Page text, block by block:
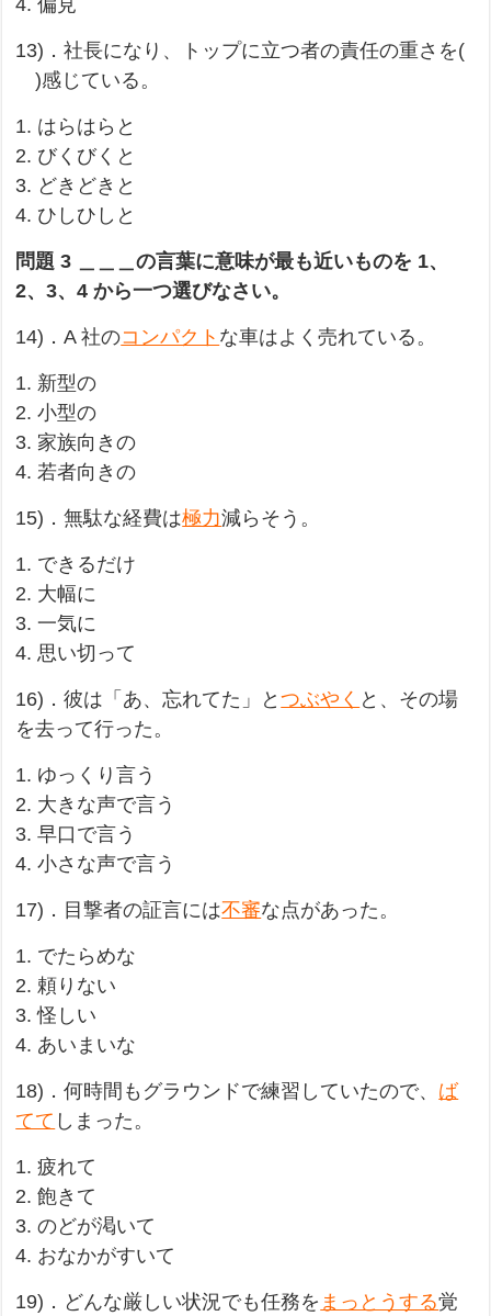
4. 偏見
13)．社長になり、トップに立つ者の責任の重さを(
)感じている。
1. はらはらと
2. びくびくと
3. どきどきと
4. ひしひしと
問題 3 ＿＿＿の言葉に意味が最も近いものを 1、
2、3、4 から一つ選びなさい。
14)．A 社のコンパクト な車はよく売れている。
1. 新型の
2. 小型の
3. 家族向きの
4. 若者向きの
15)．無駄な経費は極力減らそう。
1. できるだけ
2. 大幅に
3. 一気に
4. 思い切って
16)．彼は「あ、忘れてた」とつぶやく と、その場
を去って行った。
1. ゆっくり言う
2. 大きな声で言う
3. 早口で言う
4. 小さな声で言う
17)．目撃者の証言には不審な点があった。
1. でたらめな
2. 頼りない
3. 怪しい
4. あいまいな
18)．何時間もグラウンドで練習していたので、 ば
てて しまった。
1. 疲れて
2. 飽きて
3. のどが渇いて
4. おなかがすいて
19)．どんな厳しい状況でも任務を まっとうする覚